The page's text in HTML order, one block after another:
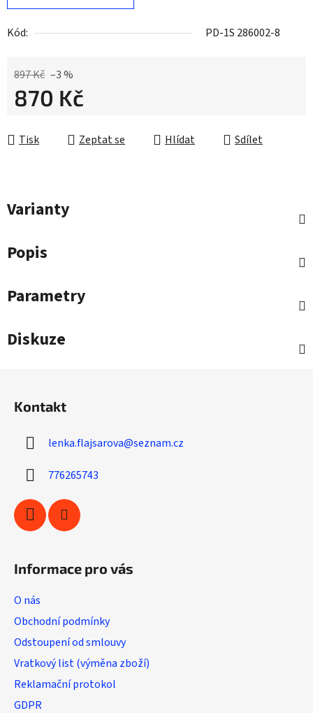
Kód: PD-1S 286002-8
897 Kč –3 %
870 Kč
Tisk
Zeptat se Hlídat Sdílet
Varianty
Popis
Parametry
Diskuze
Kontakt
lenka.flajsarova@seznam.cz
776265743
Informace pro vás
O nás
Obchodní podmínky
Odstoupení od smlouvy
Vratkový list (výměna zboží)
Reklamační protokol
GDPR